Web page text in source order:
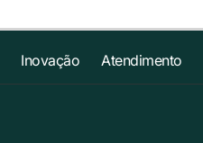
Inovação Atendimento